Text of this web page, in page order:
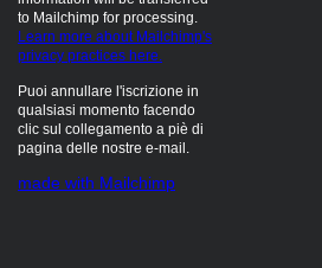
to Mailchimp for processing.
Learn more about Mailchimp's
privacy practices here.
Puoi annullare l'iscrizione in
qualsiasi momento facendo
clic sul collegamento a piè di
pagina delle nostre e-mail.
made with Mailchimp